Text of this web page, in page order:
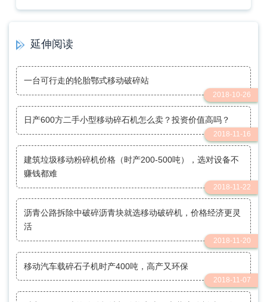
延伸阅读
一台可行走的轮胎鄂式移动破碎站
2018-10-26
日产600方二手小型移动碎石机怎么卖？投资价值高吗？
2018-11-16
建筑垃圾移动粉碎机价格（时产200-500吨），选对设备不
赚钱都难
2018-11-22
沥青公路拆除中破碎沥青块就选移动破碎机，价格经济更灵
活
2018-11-20
移动汽车载碎石子机时产400吨，高产又环保
2018-11-07